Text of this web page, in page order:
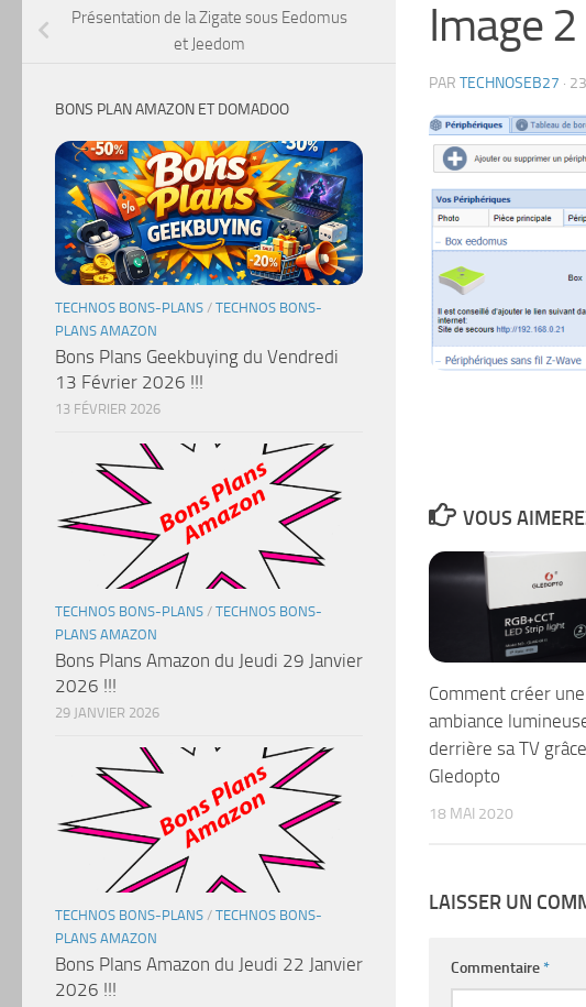
Image 2
PAR TECHNOSEB27 ·
VOUS
Comment créer une
ambiance
derrière sa TV
Gledopto
18 MAI 2020
LAISSER UN
Commentaire*
Présentation de la Zigate sous Eedomus
et Jeedom
BONS PLAN AMAZON ET DOMADOO
TECHNOS BONS-PLANS / TECHNOS BONS-
PLANS AMAZON
Bons Plans Geekbuying du Vendredi
13 Février 2026 !!!
13 FÉVRIER 2026
TECHNOS BONS-PLANS / TECHNOS BONS-
PLANS AMAZON
Bons Plans Amazon du Jeudi 29 Janvier
2026 !!!
29 JANVIER 2026
TECHNOS BONS-PLANS / TECHNOS BONS-
PLANS AMAZON
Bons Plans Amazon du Jeudi 22 Janvier
2026 !!!